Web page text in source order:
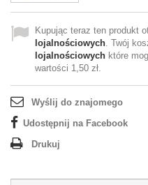
Kupując teraz ten produkt
lojalnościowych. Twój
lojalnościowych które
wartości 1,50 zł.
Wyślij do znajomego
Udostępnij na Facebook
Drukuj